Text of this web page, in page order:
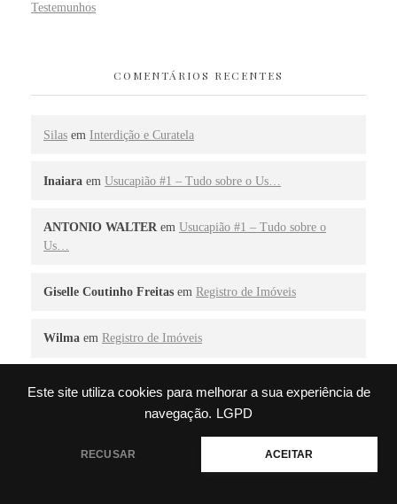
Este site utiliza cookies para melhorar a sua experiência de
navegação. LGPD
RECUSAR ACEITAR
Testemunhos
COMENTÁRIOS RECENTES
Silas em Interdição e Curatela
Inaiara em Usucapião #1 – Tudo sobre o Us…
ANTONIO WALTER em Usucapião #1 – Tudo sobre o
Us…
Giselle Coutinho Freitas em Registro de Imóveis
Wilma em Registro de Imóveis
Precisa de ajuda?